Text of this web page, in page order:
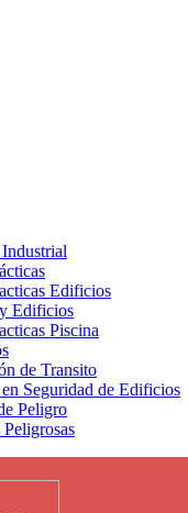
Edificios
Edificios
Piscina
de Transito
en Seguridad de Edificios
Peligro
Peligrosas